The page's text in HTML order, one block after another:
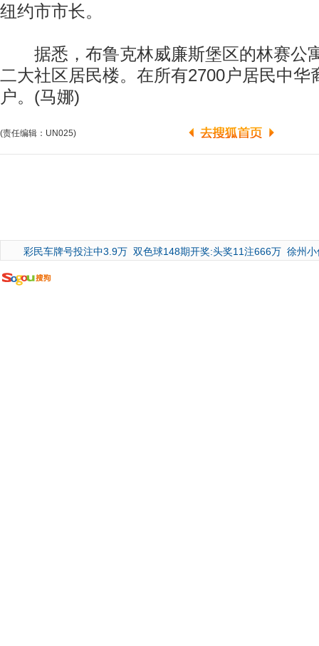
纽约市市长。
据悉，布鲁克林威廉斯堡区的林赛公
二大社区居民楼。在所有2700户居民中华
户。(马娜)
(责任编辑：UN025)
彩民车牌号投注中3.9万 双色球148期开奖:头奖11注666万 徐州